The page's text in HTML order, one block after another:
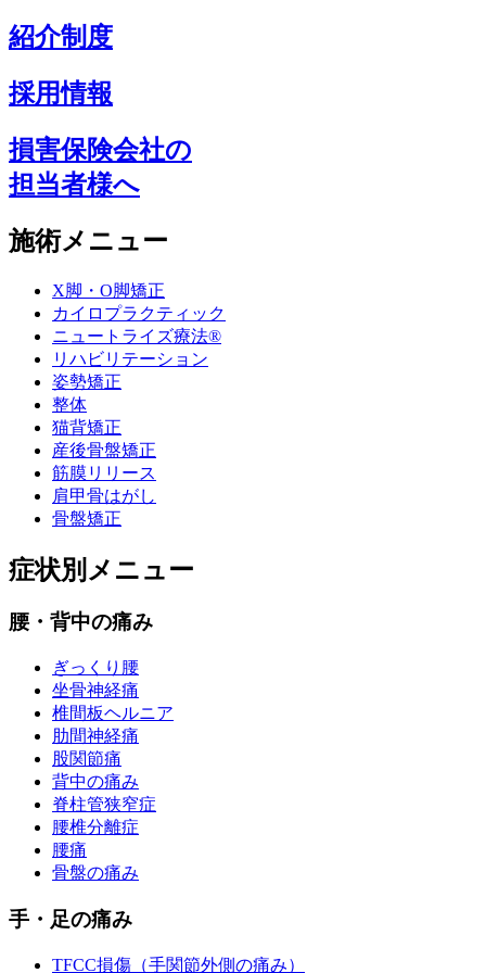
紹介制度
採用情報
損害保険会社の
担当者様へ
施術メニュー
X脚・O脚矯正
カイロプラクティック
ニュートライズ療法®
リハビリテーション
姿勢矯正
整体
猫背矯正
産後骨盤矯正
筋膜リリース
肩甲骨はがし
骨盤矯正
症状別メニュー
腰・背中の痛み
ぎっくり腰
坐骨神経痛
椎間板ヘルニア
肋間神経痛
股関節痛
背中の痛み
脊柱管狭窄症
腰椎分離症
腰痛
骨盤の痛み
手・足の痛み
TFCC損傷（手関節外側の痛み）